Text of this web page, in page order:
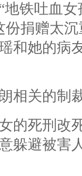
地铁吐血
份捐赠太
和她的病
相关的制
的死刑改
躲避被害